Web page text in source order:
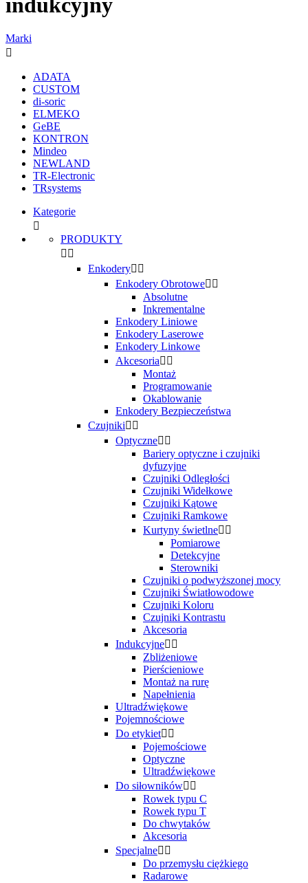
Marki

ADATA
CUSTOM
di-soric
ELMEKO
GeBE
KONTRON
Mindeo
NEWLAND
TR-Electronic
TRsystems
Kategorie

PRODUKTY
 
Enkodery 
Enkodery Obrotowe 
Absolutne
Inkrementalne
Enkodery Liniowe
Enkodery Laserowe
Enkodery Linkowe
Akcesoria 
Montaż
Programowanie
Okablowanie
Enkodery Bezpieczeństwa
Czujniki 
Optyczne 
Bariery optyczne i czujniki
dyfuzyjne
Czujniki Odległości
Czujniki Widełkowe
Czujniki Kątowe
Czujniki Ramkowe
Kurtyny świetlne 
Pomiarowe
Detekcyjne
Sterowniki
Czujniki o podwyższonej mocy
Czujniki Światłowodowe
Czujniki Koloru
Czujniki Kontrastu
Akcesoria
Indukcyjne 
Zbliżeniowe
Pierścieniowe
Montaż na rurę
Napełnienia
Ultradźwiękowe
Pojemnościowe
Do etykiet 
Pojemościowe
Optyczne
Ultradźwiękowe
Do siłowników 
Rowek typu C
Rowek typu T
Do chwytaków
Akcesoria
Specjalne 
Do przemysłu ciężkiego
Radarowe